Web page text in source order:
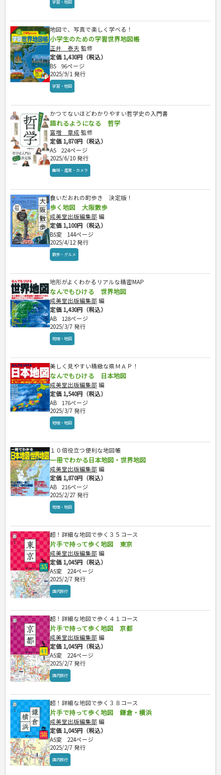
学習・地図
地図で、写真で楽しく学べる！
小学生のための学習世界地図帳
正井 泰夫 監修
定価 1,430円（税込）
B5
96ページ
2025/9/1 発行
学習・地図
かつてないほどわかりやすい哲学史の入門書
語れるようになる 哲学
富増 章成 監修
定価 1,870円（税込）
A5
224ページ
2025/6/10 発行
趣味・鑑賞・カメラ
食いだおれの町歩き 決定版！
歩く地図 大阪散歩
成美堂出版編集部 編
定価 1,100円（税込）
B5変
144ページ
2025/4/12 発行
散歩・グルメ
地形がよくわかるリアルな精密MAP
なんでもひける 世界地図
成美堂出版編集部 編
定価 1,430円（税込）
AB
128ページ
2025/3/7 発行
地理・地図
美しく見やすい精緻な県ＭＡＰ！
なんでもひける 日本地図
成美堂出版編集部 編
定価 1,540円（税込）
AB
176ページ
2025/3/7 発行
地理・地図
１０倍役立つ便利な地図帳
一冊でわかる日本地図・世界地図
成美堂出版編集部 編
定価 1,870円（税込）
AB
216ページ
2025/2/27 発行
地理・地図
超！詳細な地図で歩く３５コース
片手で持って歩く地図 東京
成美堂出版編集部 編
定価 1,045円（税込）
A5変
224ページ
2025/2/7 発行
国内旅行
超！詳細な地図で歩く４１コース
片手で持って歩く地図 京都
成美堂出版編集部 編
定価 1,045円（税込）
A5変
224ページ
2025/2/7 発行
国内旅行
超！詳細な地図で歩く３８コース
片手で持って歩く地図 鎌倉・横浜
成美堂出版編集部 編
定価 1,045円（税込）
A5変
224ページ
2025/2/7 発行
国内旅行